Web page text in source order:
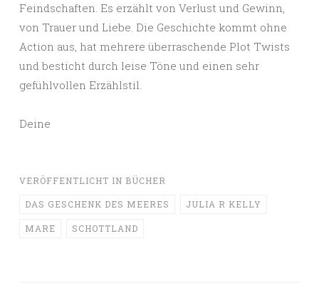
Feindschaften. Es erzählt von Verlust und Gewinn,
von Trauer und Liebe. Die Geschichte kommt ohne
Action aus, hat mehrere überraschende Plot Twists
und besticht durch leise Töne und einen sehr
gefühlvollen Erzählstil.
Deine
VERÖFFENTLICHT IN BÜCHER
DAS GESCHENK DES MEERES JULIA R KELLY
MARE SCHOTTLAND